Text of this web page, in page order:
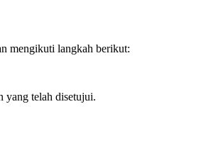
mengikuti langkah berikut:
yang telah disetujui.